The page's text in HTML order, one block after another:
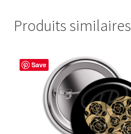
Produits similaires
Save